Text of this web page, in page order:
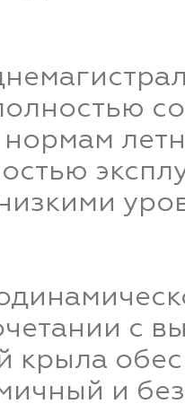
с
крыла
и